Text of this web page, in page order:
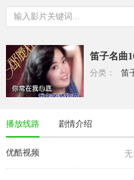
笛子名曲
分类： 笛
播放线路 剧情介绍
优酷视频